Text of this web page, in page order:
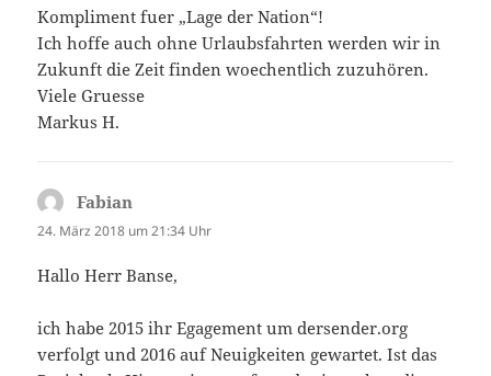
Kompliment fuer „Lage der Nation“!
Ich hoffe auch ohne Urlaubsfahrten werden wir in
Zukunft die Zeit finden woechentlich zuzuhören.
Viele Gruesse
Markus H.
Fabian
24. März 2018 um 21:34 Uhr
Hallo Herr Banse,
ich habe 2015 ihr Egagement um dersender.org
verfolgt und 2016 auf Neuigkeiten gewartet. Ist das